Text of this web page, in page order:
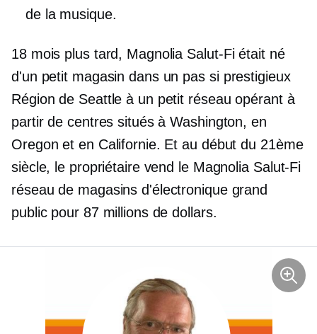
de la musique.
18 mois plus tard, Magnolia Salut-Fiétait né
d'un petit magasin dans un pas si prestigieux
Région de Seattle à un petit réseau opérant à
partir de centres situés à Washington, en
Oregon et en Californie. Et au début du 21ème
siècle, le propriétaire vend le Magnolia Salut-Fi
réseau de magasins d'électronique grand
public pour 87 millions de dollars.